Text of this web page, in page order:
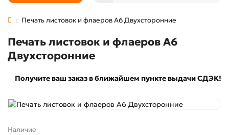
Печать листовок и флаеров А6 Двухсторонние
Печать листовок и флаеров А6
Двухсторонние
Получите ваш заказ в ближайшем пункте выдачи СДЭК!
Наличие